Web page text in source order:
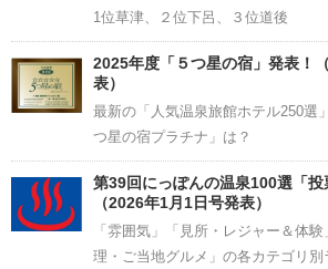
1位草津、２位下呂、３位道後
2025年度「５つ星の宿」発表！
表）
最新の「人気温泉旅館ホテル250選
つ星の宿プラチナ」は？
第39回にっぽんの温泉100選「投
（2026年1月1日号発表）
「雰囲気」「見所・レジャー＆体
理・ご当地グルメ」の各カテゴリ